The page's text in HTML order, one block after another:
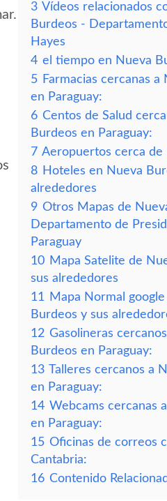
3 Vídeos relacionados
Burdeos -
Hayes
4 el tiempo en Nueva
5 Farmacias cercanas a
en Paraguay:
6 Centos de Salud
Burdeos en Paraguay:
7 Aeropuertos cerca de
8 Hoteles en Nueva
alrededores
9 Otros Mapas de
Departamento de
Paraguay
10 Mapa Satelite de
sus alrededores
11
Mapa Normal
Burdeos y sus
12 Gasolineras
Burdeos en Paraguay:
13 Talleres cercanos a
en Paraguay:
14 Webcams cercanas
en Paraguay:
15 Oficinas de correos
Cantabria:
16 Contenido